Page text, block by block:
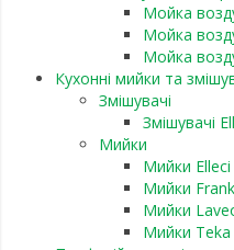
Мойка
Мойка
Мойка
Кухонні мийки та
Змішувачі
Змішувачі
Мийки
Мийки Elleci
Мийки
Мийки
Мийки Teka